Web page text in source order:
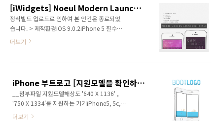
제작환경iOS 9.0.2iPhone 5 필수트윅
iWidgets (무료)InfoSatas 2 (무료) 설치경로
raw(원시) 파일 시스템 > var > mobile
>Library > iWidgets 질문금지iOS 9.0.2의 경
능하기 때문에 iOS 9.3.x를 사용하시는 분들의
[iWidgets] Noeul Modern Launcher (Beta) - 종료
정식빌드 업로드로 인하여 본 안건은 종료되었
습니다. > 제작환경iOS 9.0.2iPhone 5 필수트
윅iWidgets (Cydia Application) 설치경로
에서는 우측 상단의 메뉴버튼이 새로고침기능을
합니다. 설치 및 적용방법7z압축파일의 압축해
제를 위해 http://www.7zip.org 사이트의 프
로그램이 필요할 수 있습니다.첨부된 파일을 다
더보기
iPhone 부트로고 [지원모델을 확인하세요]
__첨부파일 지원모델해상도 '640 X 1136' ,
'750 X 1334'를 지원하는 기기iPhone5, 5c,
5s, seiPhone6, 6siPhone4, 4s, iPhone6
더보기